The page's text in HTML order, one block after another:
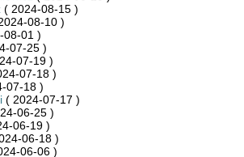
( 2024-08-15 )
08-10 )
08-01 )
07-25 )
07-19 )
07-18 )
07-18 )
( 2024-07-17 )
06-25 )
06-19 )
06-18 )
06-06 )